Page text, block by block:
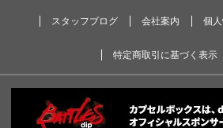
スタッフブログ 会社案内 個
特定商取引に基づく表示